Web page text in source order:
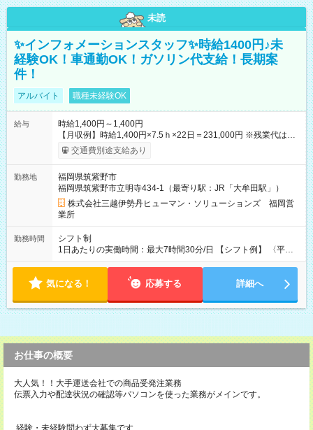
未読
✨インフォメーションスタッフ✨時給1400円♪未
経験OK！車通勤OK！ガソリン代支給！長期案
件！
アルバイト 職種未経験OK
給与
時給1,400円～1,400円
【月収例】時給1,400円×7.5ｈ×22日＝231,000円 ※残業代は別
途全額支給します。 【試用期間】試用期間なし
交通費別途支給あり
勤務地
福岡県筑紫野市
福岡県筑紫野市立明寺434-1（最寄り駅：JR「大牟田駅」）
株式会社三越伊勢丹ヒューマン・ソリューションズ 福岡営
業所
勤務時間
シフト制
1日あたりの実働時間：最大7時間30分/日 【シフト例】 〈平
日〉9:30～18:30／12:30～21:30 休憩90分 実働7.5時間 〈土
20:00 休憩90分 実働7.5時間
気になる！ 応募する 詳細へ
お仕事の概要
大人気！！大手運送会社での商品受発注業務
伝票入力や配達状況の確認等パソコンを使った業務がメインです。
経験・未経験問わず大募集です